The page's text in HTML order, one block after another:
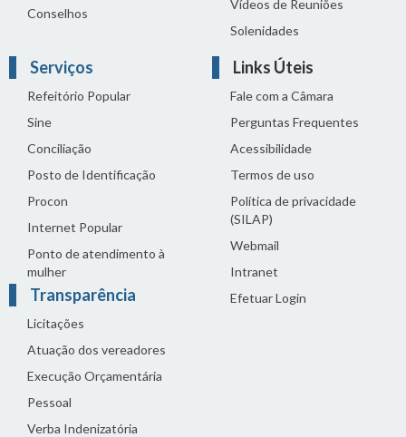
Conselhos
Vídeos de Reuniões
Solenidades
Serviços
Refeitório Popular
Sine
Conciliação
Posto de Identificação
Procon
Internet Popular
Ponto de atendimento à
mulher
Transparência
Licitações
Atuação dos vereadores
Execução Orçamentária
Pessoal
Verba Indenizatória
Links Úteis
Fale com a Câmara
Perguntas Frequentes
Acessibilidade
Termos de uso
Política de privacidade
(SILAP)
Webmail
Intranet
Efetuar Login